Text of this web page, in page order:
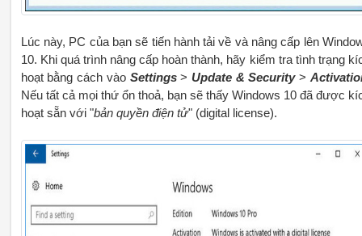
Lúc này, PC của bạn sẽ tiến hành tải về và nâng cấp lên
10. Khi quá trình nâng cấp hoàn thành, hãy kiểm tra tình trạng
hoạt bằng cách vào Settings> Update & Security>
Nếu tất cả mọi thứ ổn thoả, bạn sẽ thấy Windows 10 đã được
hoạt sẵn với "bản quyền điện tử" (digital license).